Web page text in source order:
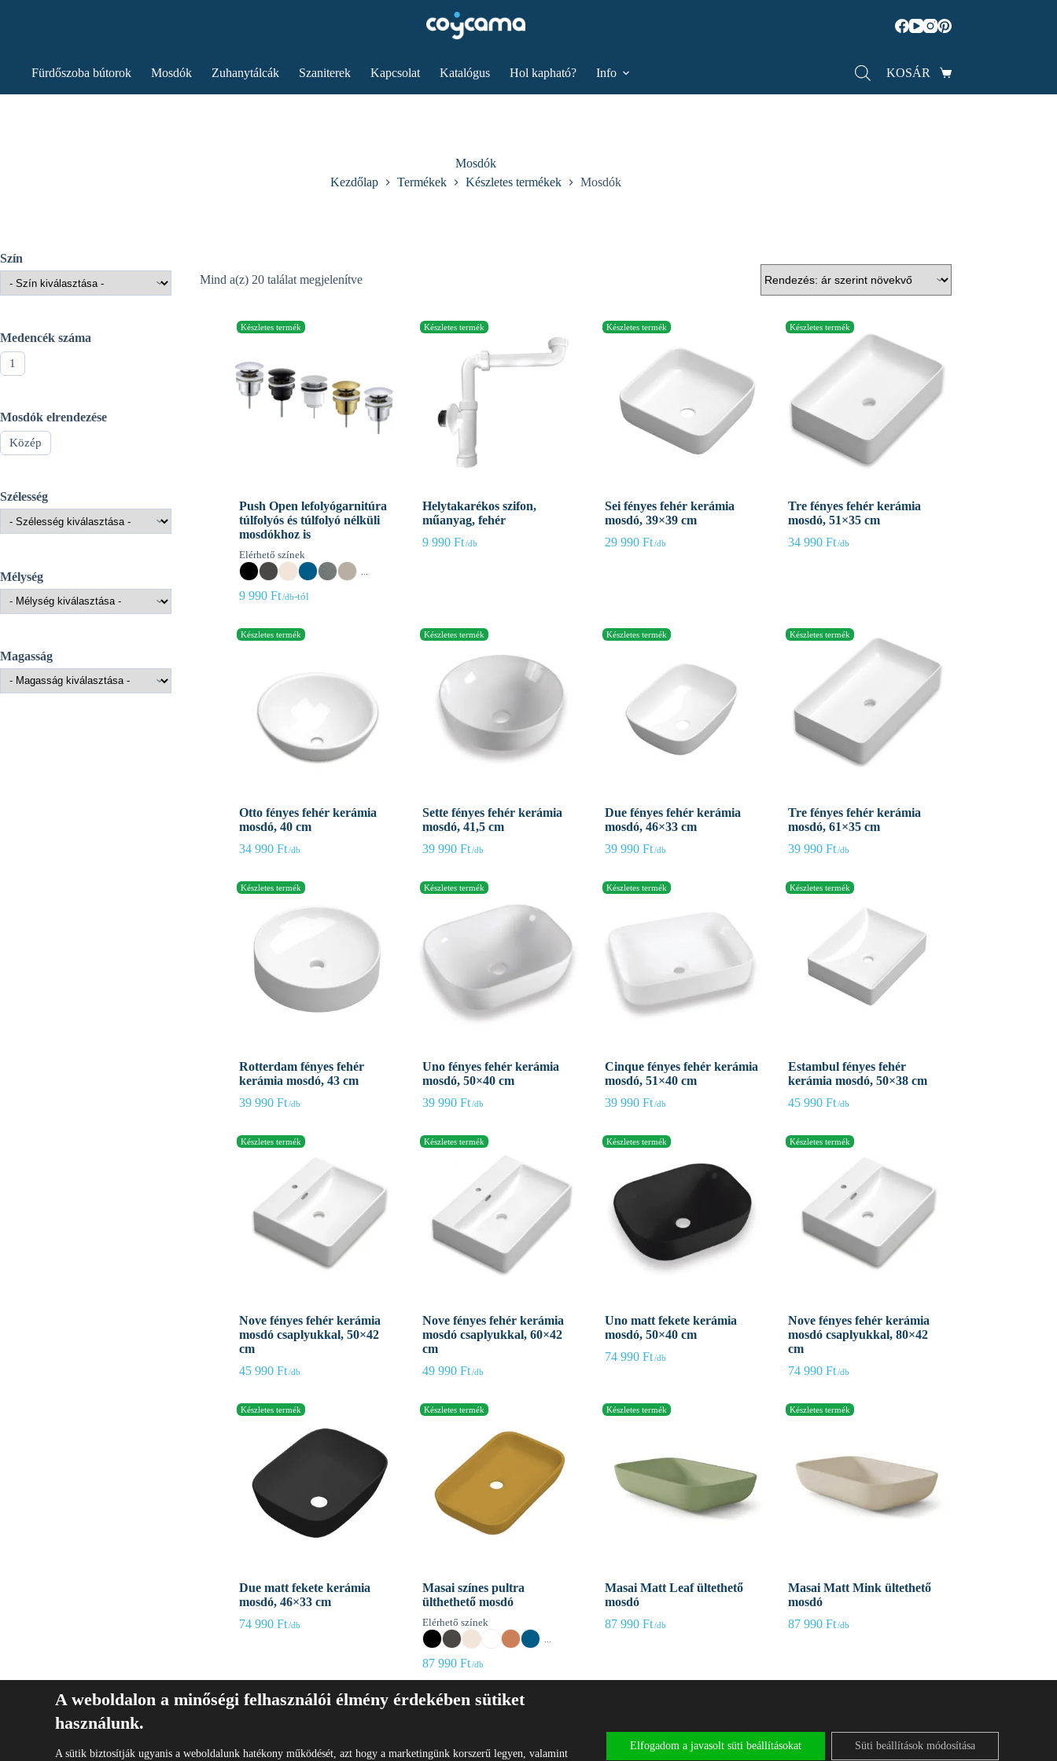
Fürdőszoba bútorok Mosdók Zuhanytálcák Szaniterek Kapcsolat Katalógus Hol kapható? Info KOSÁR
Mosdók
Kezdőlap
Termékek Készletes termékek Mosdók
Mind a(z) 20 találat megjelenítve
Push Open lefolyógarnitúra
túlfolyós és túlfolyó nélküli
mosdókhoz is
Elérhető színek
9 990 Ft -tól
Helytakarékos szifon,
műanyag, fehér
9 990 Ft
Sei fényes fehér kerámia
mosdó, 39×39 cm
29 990Ft
Tre fényes fehér kerámia
mosdó, 51×35 cm
34 990 Ft
Otto fényes fehér kerámia
mosdó, 40 cm
34 990 Ft
Sette fényes fehér kerámia
mosdó, 41,5 cm
39 990 Ft
Due fényes fehér kerámia
mosdó, 46×33 cm
39 990Ft
Tre fényes fehér kerámia
mosdó, 61×35 cm
39 990 Ft
Rotterdam fényes fehér
kerámia mosdó, 43 cm
39 990 Ft
Uno fényes fehér kerámia
mosdó, 50×40 cm
39 990 Ft
Cinque fényes fehér kerámia
mosdó, 51×40 cm
39 990Ft
Estambul fényes fehér
kerámia mosdó, 50×38 cm
45 990 Ft
Nove fényes fehér kerámia
mosdó csaplyukkal, 50×42
cm
45 990 Ft
Nove fényes fehér kerámia
mosdó csaplyukkal, 60×42
cm
49 990 Ft
Uno matt fekete kerámia
mosdó, 50×40 cm
74 990Ft
Nove fényes fehér kerámia
mosdó csaplyukkal, 80×42
cm
74 990 Ft
Due matt fekete kerámia
mosdó, 46×33 cm
74 990 Ft
Masai színes pultra
ülthethető mosdó
Elérhető színek
87 990 Ft
Masai Matt Leaf ültethető
mosdó
87 990Ft
Masai Matt Mink ültethető
mosdó
87 990 Ft
Szín
Medencék száma
1
Mosdók elrendezése
Közép
Szélesség
Mélység
Magasság
Copyright © 2026 Impresszum Általános Szerződési Feltételek Adatkezelési tájékoztató
A weboldalon a minőségi felhasználói élmény érdekében sütiket
használunk.
A sütik biztosítják ugyanis a weboldalunk hatékony működését, azt hogy a marketingünk korszerű legyen, valamint
Elfogadom a javasolt süti beállításokat Süti beállítások módosítása